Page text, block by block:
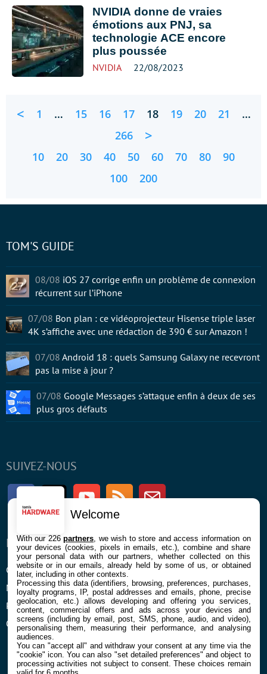
NVIDIA donne de vraies
émotions aux PNJ, sa
technologie ACE encore
plus poussée
NVIDIA 22/08/2023
< 1 … 15 16 17 18 19 20 21
…
266
>
10 20 30 40 50 60 70 80
90
100
200
SUIVEZ-NOUS
FacebookTwitter Youtube RSS Newsletter
ENTREPRISE
Confidentialité et Cookies
Mentions légales et CGU
Préférences Cookies
Qui sommes nous
À PROPOS
Contact
TOM'S GUIDE
08/08 iOS 27 corrige enfin un problème de connexion
récurrent sur l’iPhone
07/08 Bon plan : ce vidéoprojecteur Hisense triple laser
4K s’affiche avec une rédaction de 390 € sur Amazon !
07/08 Android 18 : quels Samsung Galaxy ne recevront
pas la mise à jour ?
07/08 Google Messages s’attaque enfin à deux de ses
plus gros défauts
Welcome
With our 226partners , we wish to store and access information on
your devices (cookies, pixels in emails, etc.), combine and share
your personal data with our partners, whether collected on this
website or in our emails, already held by some of us, or obtained
later, including in other contexts.
Processing this data (identifiers, browsing, preferences, purchases,
loyalty programs, IP, postal addresses and emails, phone, precise
geolocation, etc.) allows developing and offering you services,
content, commercial offers and ads across your devices and
screens (including by email, post, SMS, phone, audio, and video),
personalising them, measuring their performance, and analysing
audiences.
You can "accept all" and withdraw your consent at any time via the
"cookie" icon. You can also "set detailed preferences" and object to
processing activities not subject to consent. These choices remain
valid for 6 months.